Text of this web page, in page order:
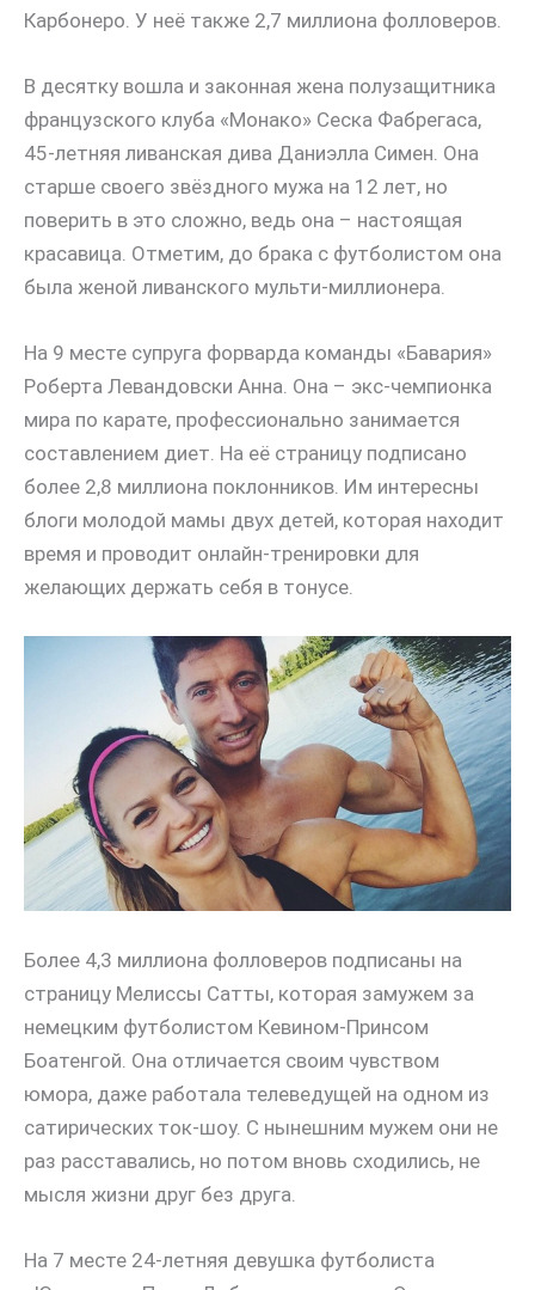
Карбонеро. У неё также 2,7 миллиона фолловеров.
В десятку вошла и законная жена полузащитника
французского клуба «Монако» Сеска Фабрегаса,
45-летняя ливанская дива Даниэлла Симен. Она
старше своего звёздного мужа на 12 лет, но
поверить в это сложно, ведь она – настоящая
красавица. Отметим, до брака с футболистом она
была женой ливанского мульти-миллионера.
На 9 месте супруга форварда команды «Бавария»
Роберта Левандовски Анна. Она – экс-чемпионка
мира по карате, профессионально занимается
составлением диет. На её страницу подписано
более 2,8 миллиона поклонников. Им интересны
блоги молодой мамы двух детей, которая находит
время и проводит онлайн-тренировки для
желающих держать себя в тонусе.
Более 4,3 миллиона фолловеров подписаны на
страницу Мелиссы Сатты, которая замужем за
немецким футболистом Кевином-Принсом
Боатенгой. Она отличается своим чувством
юмора, даже работала телеведущей на одном из
сатирических ток-шоу. С нынешним мужем они не
раз расставались, но потом вновь сходились, не
мысля жизни друг без друга.
На 7 месте 24-летняя девушка футболиста